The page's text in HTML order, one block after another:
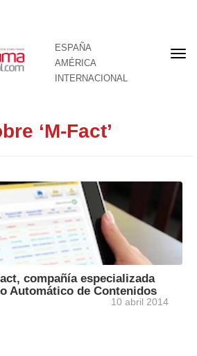
ESPAÑA
AMÉRICA
INTERNACIONAL
‘M-Fact’
compañía especializada
Automático de Contenidos
10 abril 2014